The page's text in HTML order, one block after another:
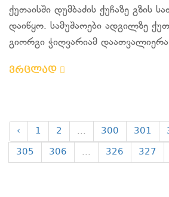
ქუთაისში დუმბაძის ქუჩაზე გზის
დაიწყო. სამუშაოები ადგილზე
გიორგი ჭიღვარიამ დაათვალიერა.
ვრცლად
‹ 1 2 ... 300 301
305
306 ... 326 327